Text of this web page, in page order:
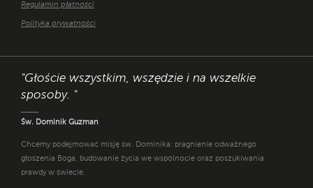
Regulamin płatności
Polityka prywatności
"Głoście wszystkim, wszędzie i na wszelkie
sposoby. "
Św. Dominik Guzman
Chcemy podejmować misję św. Dominika: pragnienie odważnego
głoszenia Boga, budowanie życia we wspólnocie oraz poszukiwania
prawdy w świecie.